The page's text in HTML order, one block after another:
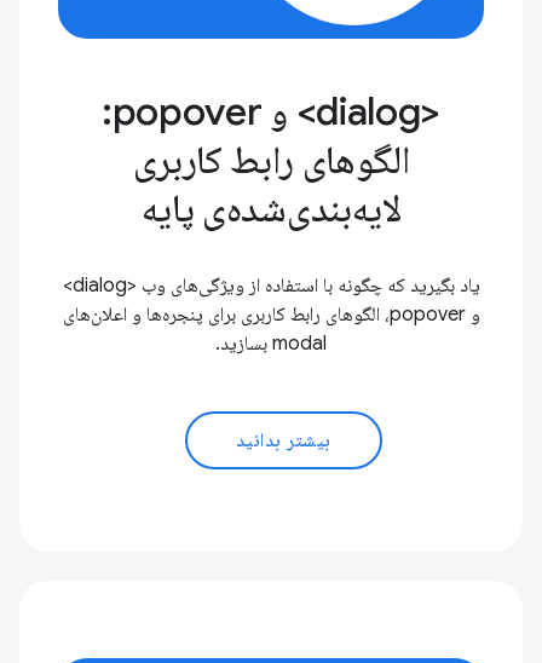
<dialog> و popover:
الگوهای رابط کاربری
لایه‌بندی‌شده‌ی پایه
یاد بگیرید که چگونه با استفاده از ویژگی‌های وب <dialog>
و popover، الگوهای رابط کاربری برای پنجره‌ها و اعلان‌های
modal بسازید.
بیشتر بدانید